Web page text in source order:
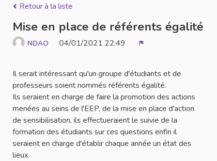
Retour à la liste
Mise en place de référents égalité
NDAO 04/01/2021 22:49
Il serait intéressant qu'un groupe d'étudiants et de
professeurs soient nommés référents égalité.
Ils seraient en charge de faire la promotion des actions
menées au seins de l'EEP, de la mise en place d'action
de sensibilisation, ils effectueraient le suivie de la
formation des étudiants sur ces questions enfin il
seraient en charge d'établir chaque année un état des
lieux.